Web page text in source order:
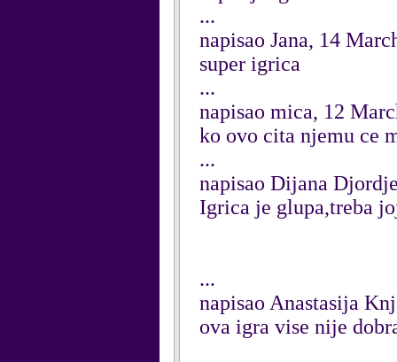
...
napisao Jana, 14
super igrica
...
napisao mica, 12
ko ovo cita njemu ce
...
napisao Dijana
Igrica je glupa,treba
...
napisao Anastasija
ova igra vise nije